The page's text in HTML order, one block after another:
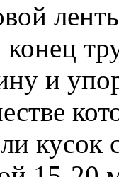
и
кусок